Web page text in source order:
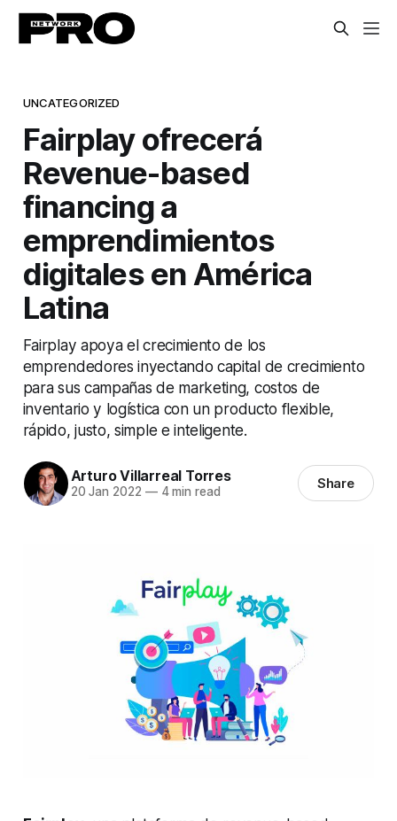
UNCATEGORIZED
Fairplay ofrecerá
Revenue-based
financing a
emprendimientos
digitales en América
Latina
Fairplay apoya el crecimiento de los
emprendedores inyectando capital de crecimiento
para sus campañas de marketing, costos de
inventario y logística con un producto flexible,
rápido, justo, simple e inteligente.
Arturo Villarreal Torres
20 Jan 2022 —4 min read Share